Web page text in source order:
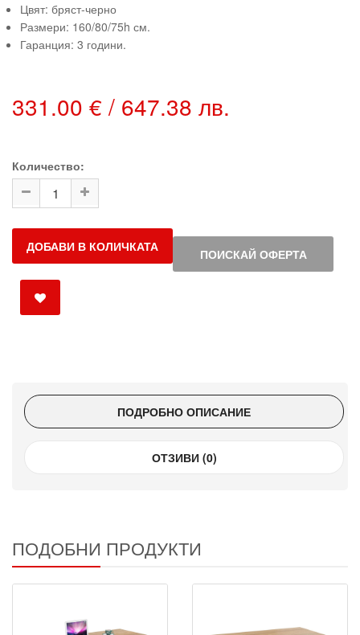
Цвят: бряст-черно
Размери: 160/80/75h см.
Гаранция: 3 години.
331.00 € / 647.38 лв.
Количество:
ДОБАВИ В КОЛИЧКАТА ПОИСКАЙ ОФЕРТА
ПОДРОБНО ОПИСАНИЕ
ОТЗИВИ (0)
ПОДОБНИ ПРОДУКТИ